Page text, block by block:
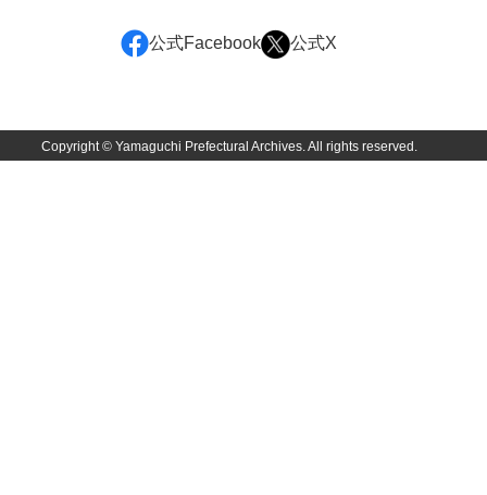
口羽家文書
国光家文書
公式Facebook 公式X
Copyright © Yamaguchi Prefectural Archives. All rights reserved.